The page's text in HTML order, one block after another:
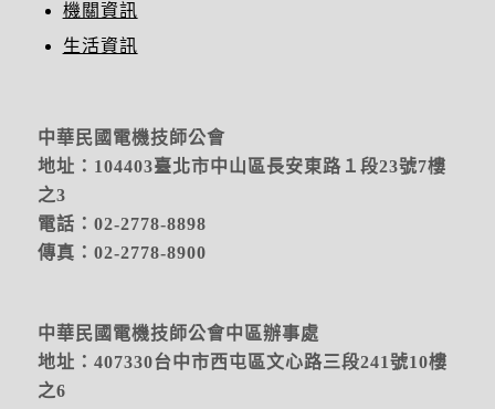
機關資訊
生活資訊
中華民國電機技師公會
地址：104403臺北市中山區長安東路１段23號7樓
之3
電話：02-2778-8898
傳真：02-2778-8900
中華民國電機技師公會中區辦事處
地址： 407330台中市西屯區文心路三段241號10樓
之6